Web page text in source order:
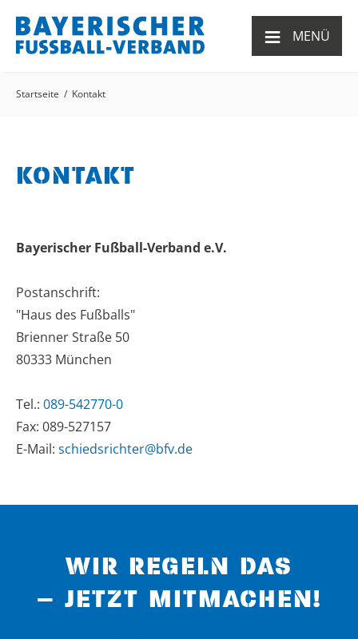
≡ MENÜ
Startseite Kontakt
KONTAKT
Bayerischer Fußball-Verband e.V.
Postanschrift:
"Haus des Fußballs"
Brienner Straße 50
80333 München
Tel.: 089-542770-0
Fax: 089-527157
E-Mail: schiedsrichter@bfv.de
WIR REGELN DAS
– JETZT MITMACHEN!